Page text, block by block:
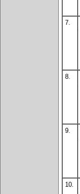
7.
8.
9.
10.